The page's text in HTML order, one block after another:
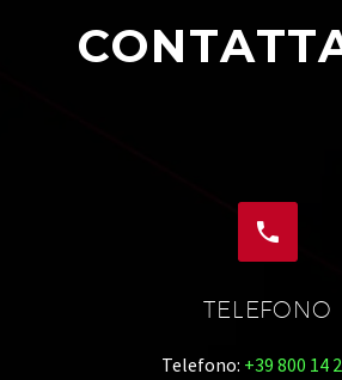


TELEFONO
Telefono: +39 800 14